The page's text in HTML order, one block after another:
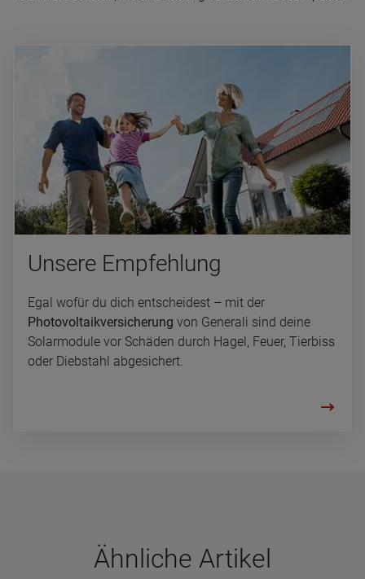
Un­se­re Emp­feh­lung
Egal wofür du dich entscheidest – mit der
Photovoltaikversicherung von Generali sind deine
Solarmodule vor Schäden durch Hagel, Feuer, Tierbiss
oder Diebstahl abgesichert.
Ähn­li­che Arti­kel